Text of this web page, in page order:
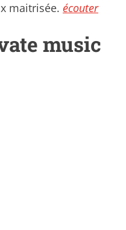
maitrisée. écouter
music